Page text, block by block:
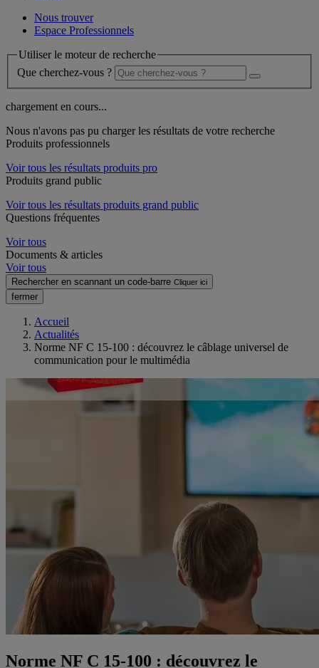
Nous trouver
Espace Professionnels
Utiliser le moteur de recherche
Que cherchez-vous ?
chargement en cours...
Nous n'avons pas pu charger les résultats de votre recherche
Produits professionnels
Voir tous les résultats produits pro
Produits grand public
Voir tous les résultats produits grand public
Questions fréquentes
Voir tous
Documents & articles
Voir tous
Rechercher en scannant un code-barre Cliquer ici
fermer
Accueil
Actualités
Norme NF C 15-100 : découvrez le câblage universel de
communication pour le multimédia
Norme NF C 15-100 : découvrez le